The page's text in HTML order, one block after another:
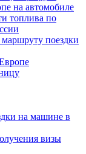
на автомобиле
топлива по
поездки
на машине в
визы